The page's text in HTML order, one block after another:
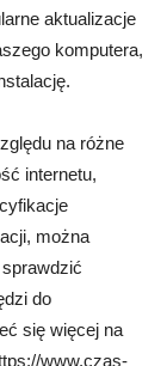
aktualizacje
komputera,
na różne
internetu,
można
do
się więcej na
www.czas-